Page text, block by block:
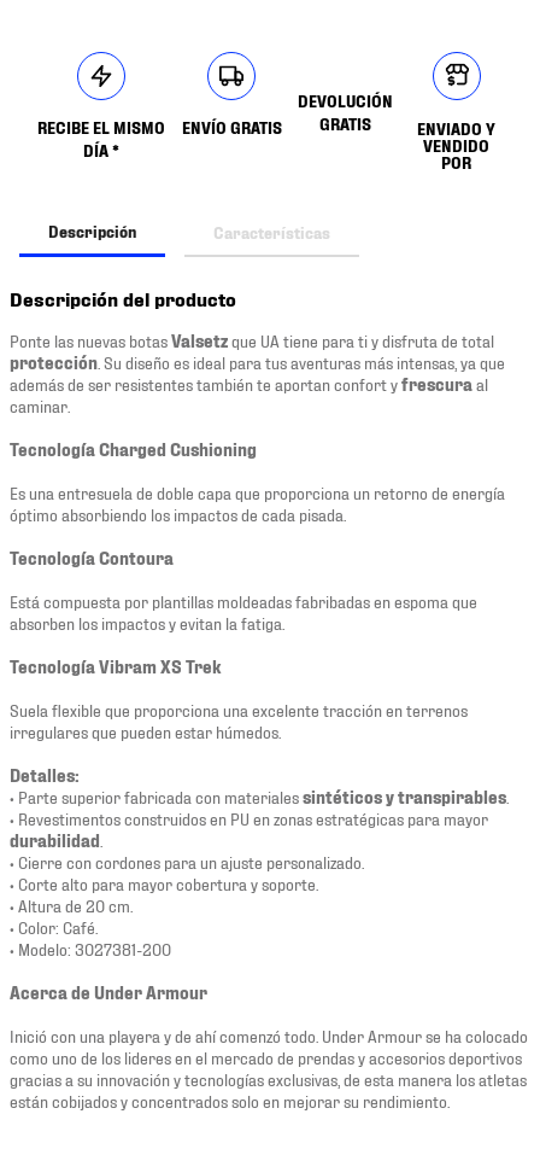
RECIBE EL MISMO
DÍA *
ENVÍO GRATIS
DEVOLUCIÓN
GRATIS
ENVIADO Y
VENDIDO
POR
Descripción Características
Descripción del producto
Ponte las nuevas botasValsetzque UA tiene para ti y disfruta de total
protección . Su diseño es ideal para tus aventuras más intensas, ya que
además de ser resistentes también te aportan confort yfrescura al
caminar.
Tecnología Charged Cushioning
Es una entresuela de doble capa que proporciona un retorno de energía
óptimo absorbiendo los impactos de cada pisada.
Tecnología Contoura
Está compuesta por plantillas moldeadas fabribadas en espoma que
absorben los impactos y evitan la fatiga.
Tecnología Vibram XS Trek
Suela flexible que proporciona una excelente tracción en terrenos
irregulares que pueden estar húmedos.
Detalles:
• Parte superior fabricada con materialessintéticos y transpirables
• Revestimentos construidos en PU en zonas estratégicas para mayor
durabilidad
• Cierre con cordones para un ajuste personalizado.
• Corte alto para mayor cobertura y soporte.
• Altura de 20 cm.
• Color: Café.
• Modelo: 3027381-200
Acerca de Under Armour
Inició con una playera y de ahí comenzó todo. Under Armour se ha colocado
como uno de los lideres en el mercado de prendas y accesorios deportivos
gracias a su innovación y tecnologías exclusivas, de esta manera los atletas
están cobijados y concentrados solo en mejorar su rendimiento.